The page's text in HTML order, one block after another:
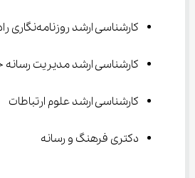
کارشناسی ارشد روزنامه‌نگاری رادیو و تلویزیون
کارشناسی ارشد مدیریت
کارشناسی ارشد علوم ارتباطات
دکتری فرهنگ و رسانه